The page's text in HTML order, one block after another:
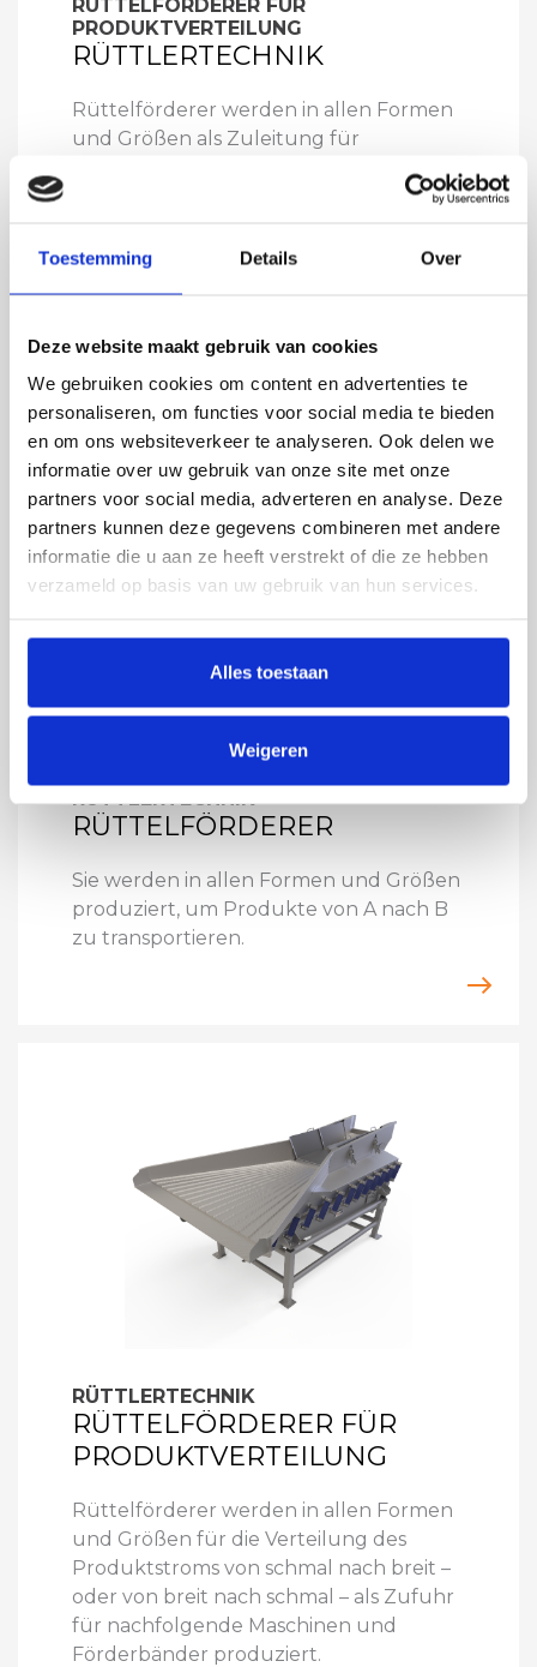
Toestemming Details Over
Deze website maakt gebruik van cookies
We gebruiken cookies om content en advertenties te
personaliseren, om functies voor social media te bieden
en om ons websiteverkeer te analyseren. Ook delen we
informatie over uw gebruik van onze site met onze
partners voor social media, adverteren en analyse. Deze
partners kunnen deze gegevens combineren met andere
informatie die u aan ze heeft verstrekt of die ze hebben
verzameld op basis van uw gebruik van hun services.
Alles toestaan
Weigeren
RÜTTELFÖRDERER FÜR
PRODUKTVERTEILUNG
RÜTTLERTECHNIK
Rüttelförderer werden in allen Formen
und Größen als Zuleitung für
nachfolgende Maschinen produziert.
aufgeteilt werden, zum Beispiel für
Sortiermaschinen.
RÜTTLERTECHNIK
RÜTTELFÖRDERER
Sie werden in allen Formen und Größen
produziert, um Produkte von A nach B
zu transportieren.
RÜTTLERTECHNIK
RÜTTELFÖRDERER FÜR
PRODUKTVERTEILUNG
Rüttelförderer werden in allen Formen
und Größen für die Verteilung des
Produktstroms von schmal nach breit –
oder von breit nach schmal – als Zufuhr
für nachfolgende Maschinen und
Förderbänder produziert.